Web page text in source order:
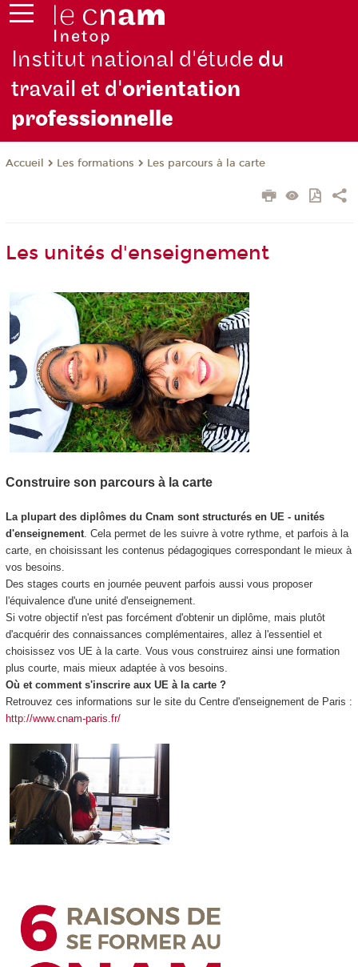
Institut national d'étude du
travail et d'orientation
professionnelle
Accueil Les formations Les parcours à la carte
Les unités d'enseignement
Construire son parcours à la carte
La plupart des diplômes du Cnam sont structurés en UE - unités
d'enseignement. Cela permet de les suivre à votre rythme, et parfois à la
carte, en choisissant les contenus pédagogiques correspondant le mieux à
vos besoins.
Des stages courts en journée peuvent parfois aussi vous proposer
l'équivalence d'une unité d'enseignement.
Si votre objectif n'est pas forcément d'obtenir un diplôme, mais plutôt
d'acquérir des connaissances complémentaires, allez à l'essentiel et
choisissez vos UE à la carte. Vous vous construirez ainsi une formation
plus courte, mais mieux adaptée à vos besoins.
Où et comment s'inscrire aux UE à la carte ?
Retrouvez ces informations sur le site du Centre d'enseignement de Paris :
http://www.cnam-paris.fr/